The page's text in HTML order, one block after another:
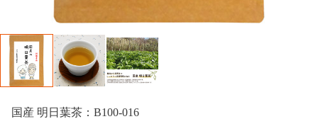
国産 明日葉茶：B100-016